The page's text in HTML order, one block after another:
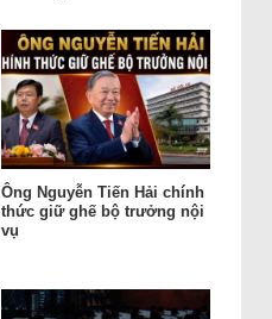
Ông Nguyễn Tiến Hải chính
thức giữ ghế bộ trưởng nội
vụ